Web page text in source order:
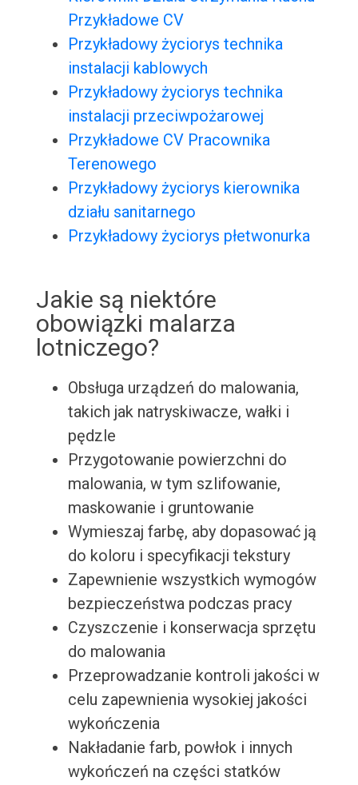
Przykładowe CV
Przykładowy życiorys technika
instalacji kablowych
Przykładowy życiorys technika
instalacji przeciwpożarowej
Przykładowe CV Pracownika
Terenowego
Przykładowy życiorys kierownika
działu sanitarnego
Przykładowy życiorys płetwonurka
Jakie są niektóre
obowiązki malarza
lotniczego?
Obsługa urządzeń do malowania,
takich jak natryskiwacze, wałki i
pędzle
Przygotowanie powierzchni do
malowania, w tym szlifowanie,
maskowanie i gruntowanie
Wymieszaj farbę, aby dopasować ją
do koloru i specyfikacji tekstury
Zapewnienie wszystkich wymogów
bezpieczeństwa podczas pracy
Czyszczenie i konserwacja sprzętu
do malowania
Przeprowadzanie kontroli jakości w
celu zapewnienia wysokiej jakości
wykończenia
Nakładanie farb, powłok i innych
wykończeń na części statków